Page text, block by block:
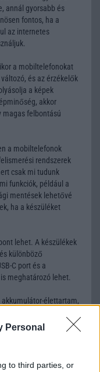
Personal
to third parties, or
annál gyorsabb és
fontos, ha a
az internetes
a mobiltelefonokat
és az érzékelők
a képek
akkor
magas felbontású
a mobiltelefonok
rendszerek
csak mi tudunk
funkciók, például a
mentések lehetővé
ha a készüléket
lehet. A készülékek
különböző
C port és a
meghatározó lehet.
élettartam,
Ezek a
azokat a